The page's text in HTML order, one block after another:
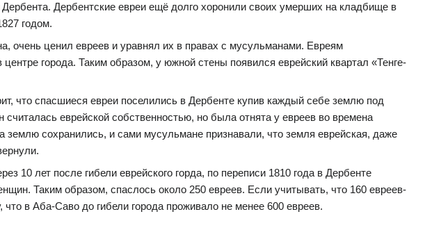
Дербентские евреи ещё долго хоронили своих умерших на кладбище в
годом.
очень ценил евреев и уравнял их в правах с мусульманами. Евреям
города. Таким образом, у южной стены появился еврейский квартал «Тенге-
что спасшиеся евреи поселились в Дербенте купив каждый себе землю под
еврейской собственностью, но была отнята у евреев во времена
землю сохранились, и сами мусульмане признавали, что земля еврейская, даже
10 лет после гибели еврейского горда, по переписи 1810 года в Дербенте
Таким образом, спаслось около 250 евреев. Если учитывать, что 160 евреев-
в Аба-Саво до гибели города проживало не менее 600 евреев.